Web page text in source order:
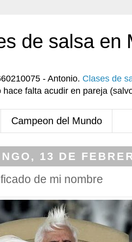
de salsa en
- Antonio. Clases de
hace falta acudir en pareja
Campeon del Mundo
13 DE
de mi nombre